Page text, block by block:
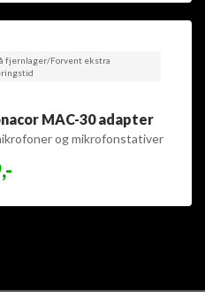
fjernlager/Forvent ekstra
MAC-30 adapter
og mikrofonstativer